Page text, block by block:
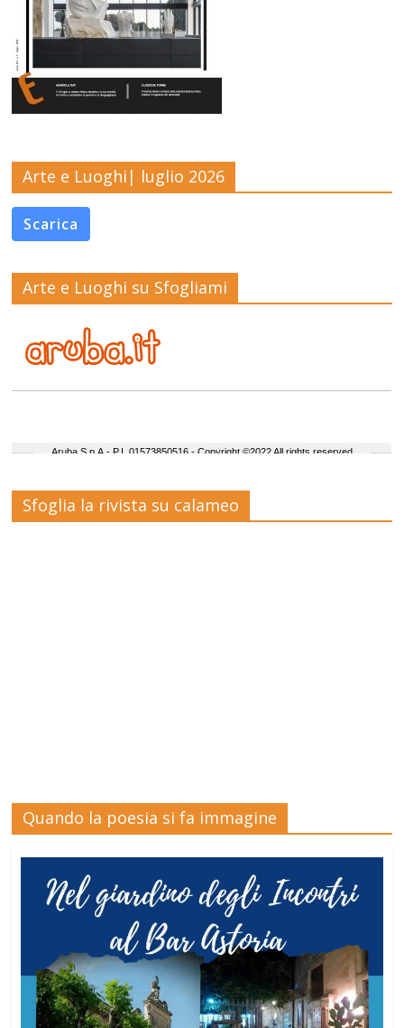
Arte e Luoghi| luglio 2026
Scarica
Arte e Luoghi su Sfogliami
Sfoglia la rivista su calameo
Quando la poesia si fa immagine